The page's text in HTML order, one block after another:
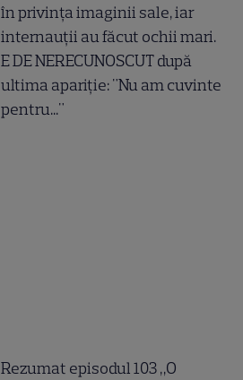
în privința imaginii sale, iar
internauții au făcut ochii mari.
E DE NERECUNOSCUT după
ultima apariție: "Nu am cuvinte
pentru..."
Rezumat episodul 103 „O